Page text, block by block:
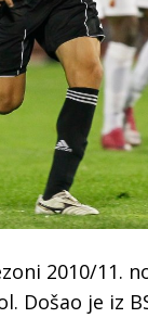
2010/11.
Došao je iz